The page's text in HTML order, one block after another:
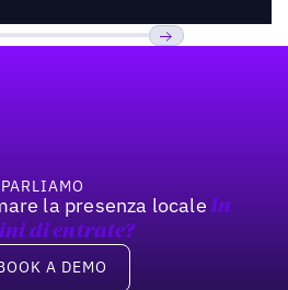
PARLIAMO
la presenza locale In
di entrate?
demoA DEMO